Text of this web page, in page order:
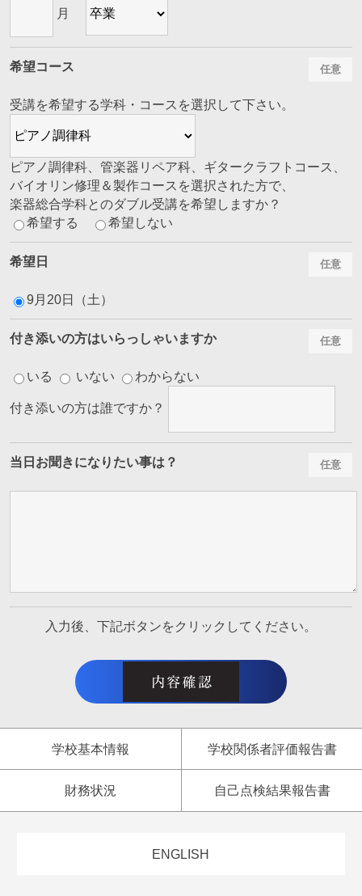
月
希望コース
受講を希望する学科・コースを選択して下さい。
ピアノ調律科、管楽器リペア科、ギタークラフトコース、
バイオリン修理＆製作コースを選択された方で、
楽器総合学科とのダブル受講を希望しますか？
希望する
希望しない
希望日
9月20日（土）
付き添いの方はいらっしゃいますか
いる いない わからない
付き添いの方は誰ですか？
当日お聞きになりたい事は？
入力後、下記ボタンをクリックしてください。
学校基本情報 学校関係者評価報告書
財務状況 自己点検結果報告書
ENGLISH